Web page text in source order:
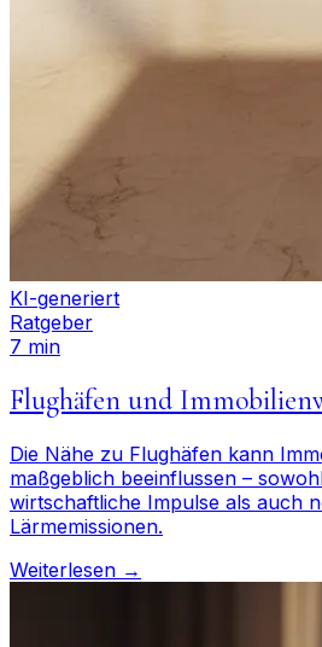
KI-generiert
Ratgeber
7 min
Flughäfen und
Die Nähe zu Flughäfen kann
maßgeblich beeinflussen –
wirtschaftliche Impulse als auch
Lärmemissionen.
Weiterlesen →